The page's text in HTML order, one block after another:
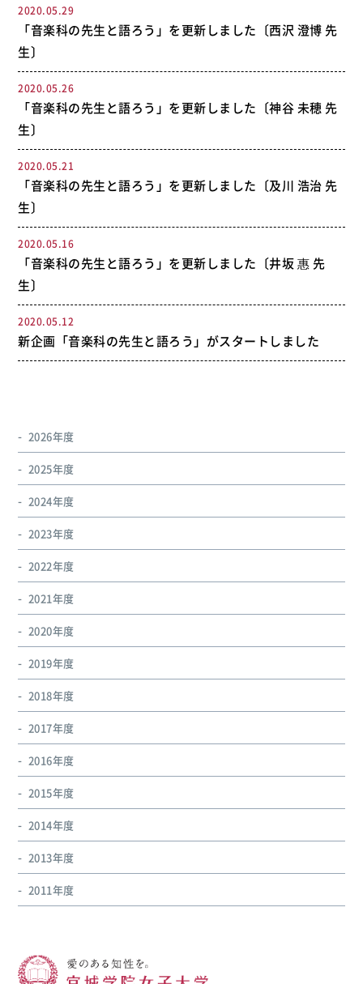
2020.05.29
「音楽科の先生と語ろう」を更新しました〔西沢 澄博 先
生〕
2020.05.26
「音楽科の先生と語ろう」を更新しました〔神谷 未穂 先
生〕
2020.05.21
「音楽科の先生と語ろう」を更新しました〔及川 浩治 先
生〕
2020.05.16
「音楽科の先生と語ろう」を更新しました〔井坂 惠 先
生〕
2020.05.12
新企画「音楽科の先生と語ろう」がスタートしました
2026年度
2025年度
2024年度
2023年度
2022年度
2021年度
2020年度
2019年度
2018年度
2017年度
2016年度
2015年度
2014年度
2013年度
2011年度